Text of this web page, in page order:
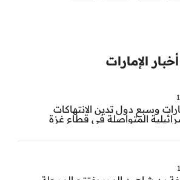
الإمارات
وسبع دول تدين الانتهاكات
المتواصلة في قطاع غزة